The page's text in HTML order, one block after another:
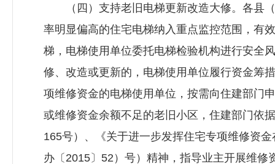
（四）支持老旧电梯更新改造大修。各县（
率明显偏高的住宅电梯纳入重点监控范围，有
梯，电梯使用单位委托电梯检验机构进行安全
修、改造或更新的，电梯使用单位履行资金筹
项维修资金的电梯使用单位，按需向住建部门
或维修资金余额不足的老旧小区，住建部门依
165号）、《关于进一步发挥住宅专项维修资
办〔2015〕52）号）精神，指导业主开展维